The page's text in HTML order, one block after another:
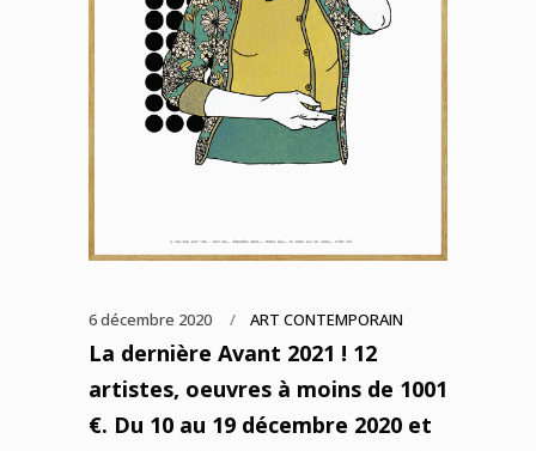
6 décembre 2020 ART CONTEMPORAIN
La dernière Avant 2021 ! 12
artistes, oeuvres à moins de 1001
€. Du 10 au 19 décembre 2020 et